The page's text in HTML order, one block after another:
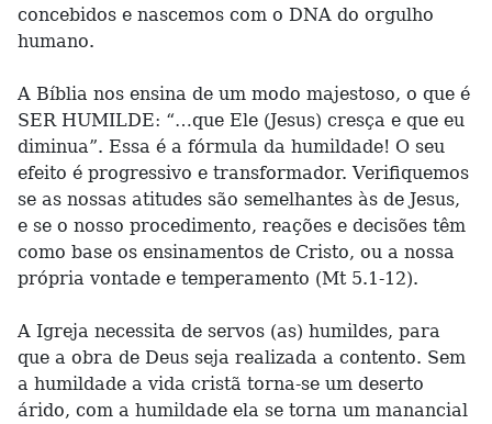
concebidos e nascemos com o DNA do orgulho
humano.
A Bíblia nos ensina de um modo majestoso, o que é
SER HUMILDE: “…que Ele (Jesus) cresça e que eu
diminua”. Essa é a fórmula da humildade! O seu
efeito é progressivo e transformador. Verifiquemos
se as nossas atitudes são semelhantes às de Jesus,
e se o nosso procedimento, reações e decisões têm
como base os ensinamentos de Cristo, ou a nossa
própria vontade e temperamento (Mt 5.1-12).
A Igreja necessita de servos (as) humildes, para
que a obra de Deus seja realizada a contento. Sem
a humildade a vida cristã torna-se um deserto
árido, com a humildade ela se torna um manancial